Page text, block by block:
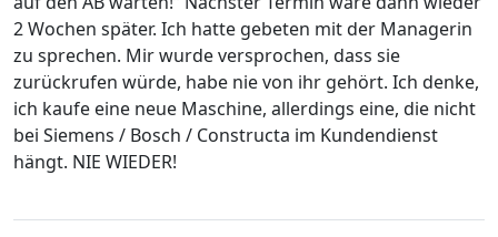
2 Wochen später. Ich hatte gebeten mit der Managerin
zu sprechen. Mir wurde versprochen, dass sie
zurückrufen würde, habe nie von ihr gehört. Ich denke,
ich kaufe eine neue Maschine, allerdings eine, die nicht
bei Siemens / Bosch / Constructa im Kundendienst
hängt. NIE WIEDER!